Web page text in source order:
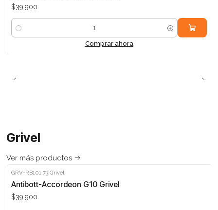
$39.900
Cantidad
Comprar ahora
Grivel
Ver más productos
GRV-RB101.73|Grivel
Antibott-Accordeon G10 Grivel
$39.900